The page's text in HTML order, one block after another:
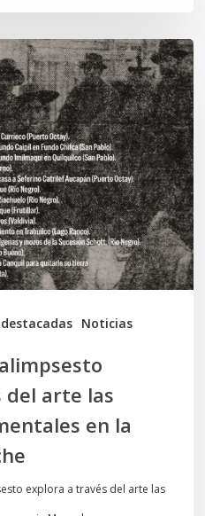
Noticias
del arte las
en la
explora a través del arte las